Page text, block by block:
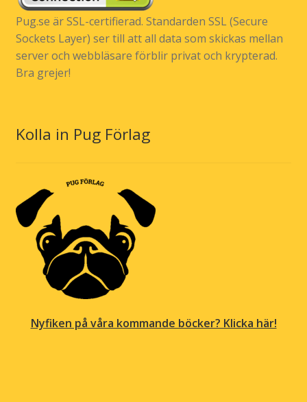
Pug.se är SSL-certifierad. Standarden SSL (Secure
Sockets Layer) ser till att all data som skickas mellan
server och webbläsare förblir privat och krypterad.
Bra grejer!
Kolla in Pug Förlag
Nyfiken på våra kommande böcker? Klicka här!